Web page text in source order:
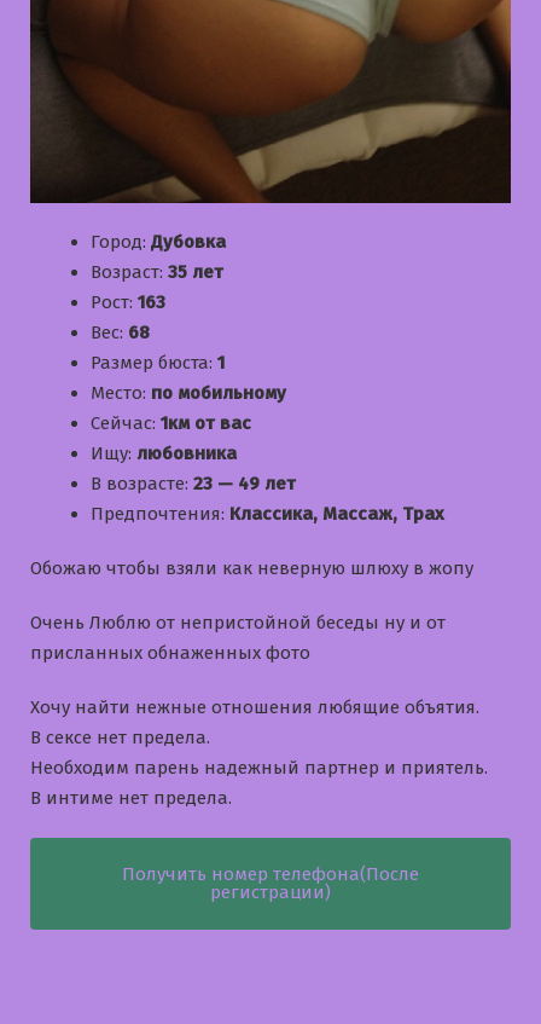
Город: Дубовка
Возраст: 35 лет
Рост: 163
Вес: 68
Размер бюста: 1
Место: по мобильному
Сейчас: 1км от вас
Ищу: любовника
В возрасте: 23 — 49 лет
Предпочтения: Классика, Массаж, Трах
Обожаю чтобы взяли как неверную шлюху в жопу
Очень Люблю от непристойной беседы ну и от
присланных обнаженных фото
Хочу найти нежные отношения любящие объятия.
В сексе нет предела.
Необходим парень надежный партнер и приятель.
В интиме нет предела.
Получить номер телефона(После
регистрации)